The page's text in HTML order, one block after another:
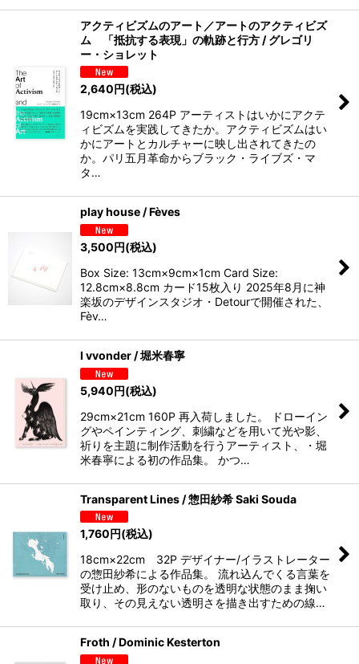
アクティビズムのアート／アートのアクティビズ
ム 「抵抗する表現」の軌跡と行方 / グレゴリ
ー・ショレット
2,640円(税込)
19cm×13cm 264P アーティストはいかにアクテ
ィビズムを実践してきたか。アクティビズムはい
かにアートとカルチャーに映し出されてきたの
か。パリ五月革命からブラック・ライブズ・マ
タ…
play house / Fèves
3,500円(税込)
Box Size: 13cm×9cm×1cm Card Size:
12.8cm×8.8cm カード15枚入り 2025年8月に神
楽坂のデザインスタジオ・Detourで開催された、
Fèv…
I vvonder / 堀米春寧
5,940円(税込)
29cm×21cm 160P 再入荷しました。 ドローイン
グやペインティング、刺繍などを用いて光や影、
祈りを主題に制作活動を行うアーティスト、・堀
米春寧による初の作品集。 かつ…
Transparent Lines / 惣田紗希 Saki Souda
1,760円(税込)
18cm×22cm 32P デザイナー/イラストレーター
の惣田紗希による作品集。 流れ込んでくる言葉を
受け止め、形のないものを透明な状態のまま掬い
取り、その見えない透明さを描き出すための線…
Froth / Dominic Kesterton